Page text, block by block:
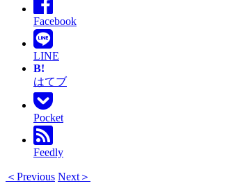
Facebook
LINE
B!
はてブ
Pocket
Feedly
＜Previous Next＞